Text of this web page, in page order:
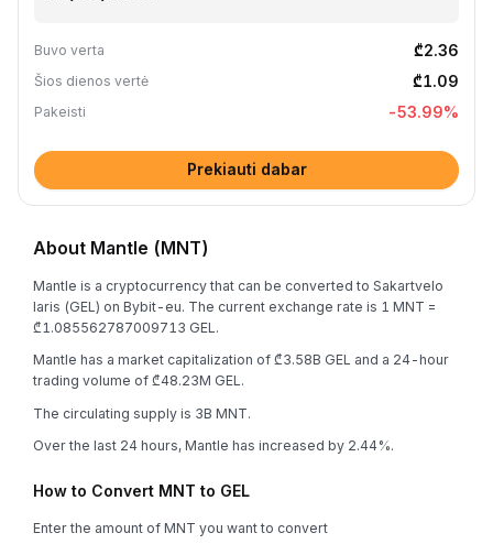
Buvo verta ₾2.36
Šios dienos vertė ₾1.09
Pakeisti -53.99%
Prekiauti dabar
About Mantle (MNT)
Mantle is a cryptocurrency that can be converted to Sakartvelo
laris (GEL) on Bybit-eu. The current exchange rate is 1 MNT =
₾1.085562787009713 GEL.
Mantle has a market capitalization of ₾3.58B GEL and a 24-hour
trading volume of ₾48.23M GEL.
The circulating supply is 3B MNT.
Over the last 24 hours, Mantle has increased by 2.44%.
How to Convert MNT to GEL
Enter the amount of MNT you want to convert